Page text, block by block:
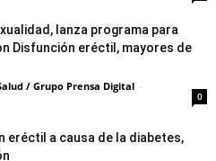
lanza programa para
Disfunción eréctil, mayores de
/ Grupo Prensa Digital -
0
eréctil a causa de la diabetes,